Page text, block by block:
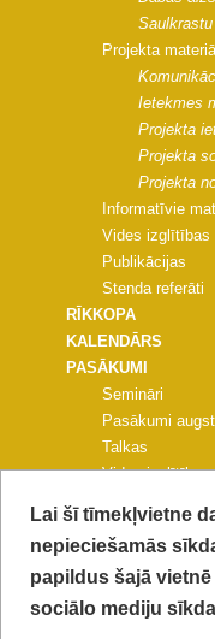
Projekta
Ietekmes
Projekta
Projekta
Projekta
Informatīvie
Vides izglītības
Publikācijas
Stenda referāti
RĪKKOPA
KALENDĀRS
PASĀKUMI
Semināri
Pasākumi
Talkas
Vides izglītības
Citi pasākumi
PROJEKTA
FOTOGALERIJAS
KONTAKTI
Lai šī tīmekļvietne
nepieciešamās
papildus šajā
sociālo mediju